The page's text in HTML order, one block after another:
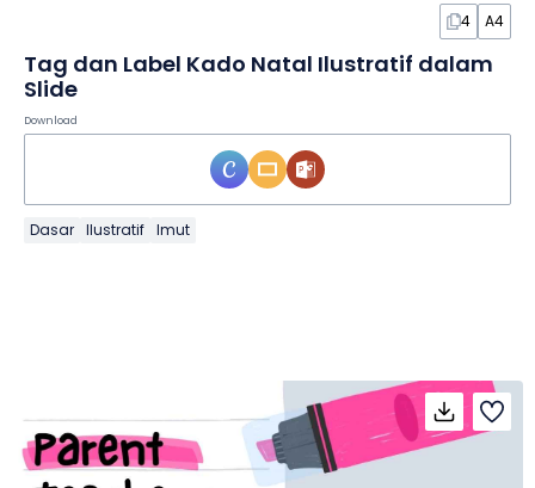
4 A4
Tag dan Label Kado Natal Ilustratif dalam
Slide
Download
Dasar Ilustratif Imut